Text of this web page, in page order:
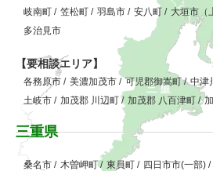
岐南町 / 笠松町 / 羽島市 / 安八町 / 大垣市（
多治見市
【要相談エリア】
各務原市 / 美濃加茂市 / 可児郡御嵩町/ 中津
土岐市 / 加茂郡 川辺町/ 加茂郡 八百津町 /
三重県
桑名市 / 木曽岬町/ 東員町 / 四日市市(一部) /